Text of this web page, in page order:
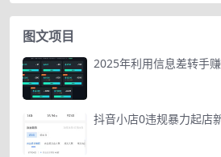
图文项目
2025年利用信息差转手
抖音小店0违规暴力起店